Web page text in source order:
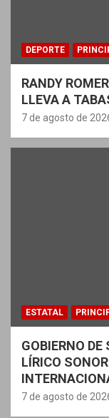
DEPORTE
RANDY
LLEVA A
7 de agosto de
ESTATAL
GOBIERNO
LÍRICO
7 de agosto de